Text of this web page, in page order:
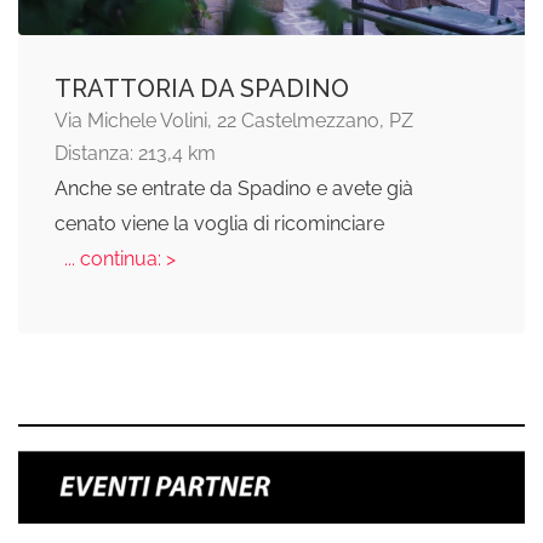
TRATTORIA DA SPADINO
Via Michele Volini, 22 Castelmezzano, PZ
Distanza: 213,4 km
Anche se entrate da Spadino e avete già
cenato viene la voglia di ricominciare
... continua: >